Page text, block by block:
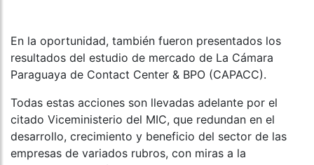
En la oportunidad, también fueron presentados los
resultados del estudio de mercado de La Cámara
Paraguaya de Contact Center & BPO (CAPACC).
Todas estas acciones son llevadas adelante por el
citado Viceministerio del MIC, que redundan en el
desarrollo, crecimiento y beneficio del sector de las
empresas de variados rubros, con miras a la